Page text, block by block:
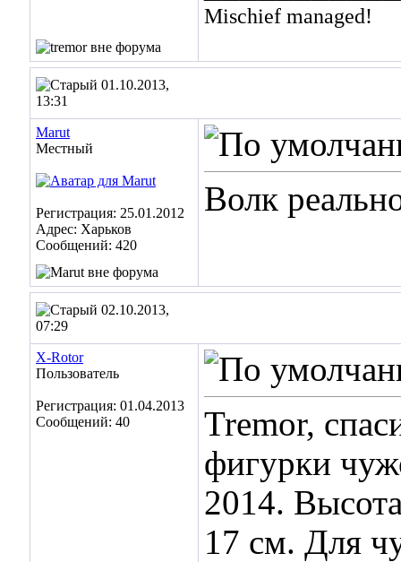
Mischief managed!
01.10.2013,
13:31
Marut
Местный
Регистрация: 25.01.2012
Адрес: Харьков
Сообщений: 420
Волк
02.10.2013,
07:29
X-Rotor
Пользователь
Регистрация: 01.04.2013
Сообщений: 40
Tremor,
фигурки
2014.
17 см. Для